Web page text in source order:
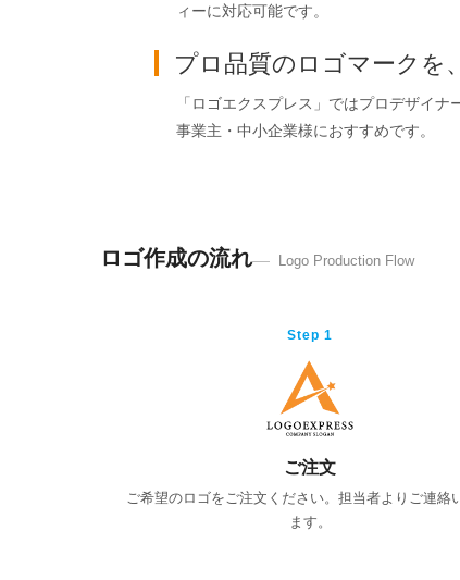
ィーに対応可能です。
プロ品質のロゴマークを
「ロゴエクスプレス」ではプロデザイ
事業主・中小企業様におすすめです。
ロゴ作成の流れ Logo Production Flow
Step 1
ご注文
ご希望のロゴをご注文ください。担当者よりご連絡
ます。